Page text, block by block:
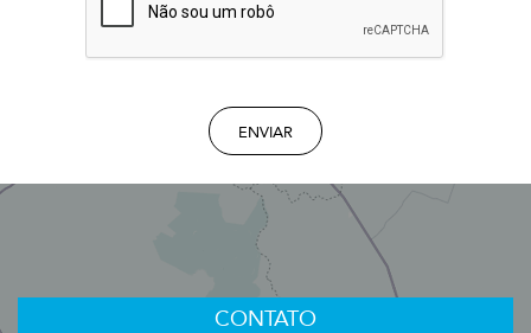
ENVIAR
CONTATO